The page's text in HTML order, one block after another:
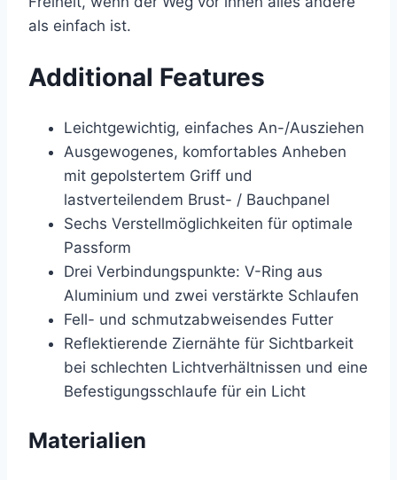
als einfach ist.
Additional Features
Leichtgewichtig, einfaches An-/Ausziehen
Ausgewogenes, komfortables Anheben
mit gepolstertem Griff und
lastverteilendem Brust- / Bauchpanel
Sechs Verstellmöglichkeiten für optimale
Passform
Drei Verbindungspunkte: V-Ring aus
Aluminium und zwei verstärkte Schlaufen
Fell- und schmutzabweisendes Futter
Reflektierende Ziernähte für Sichtbarkeit
bei schlechten Lichtverhältnissen und eine
Befestigungsschlaufe für ein Licht
Materialien